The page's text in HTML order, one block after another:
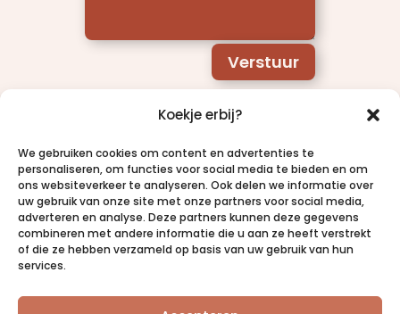
Koekje erbij?
We gebruiken cookies om content en advertenties te
personaliseren, om functies voor social media te bieden en om
ons websiteverkeer te analyseren. Ook delen we informatie over
uw gebruik van onze site met onze partners voor social media,
adverteren en analyse. Deze partners kunnen deze gegevens
combineren met andere informatie die u aan ze heeft verstrekt
of die ze hebben verzameld op basis van uw gebruik van hun
services.
Verstuur